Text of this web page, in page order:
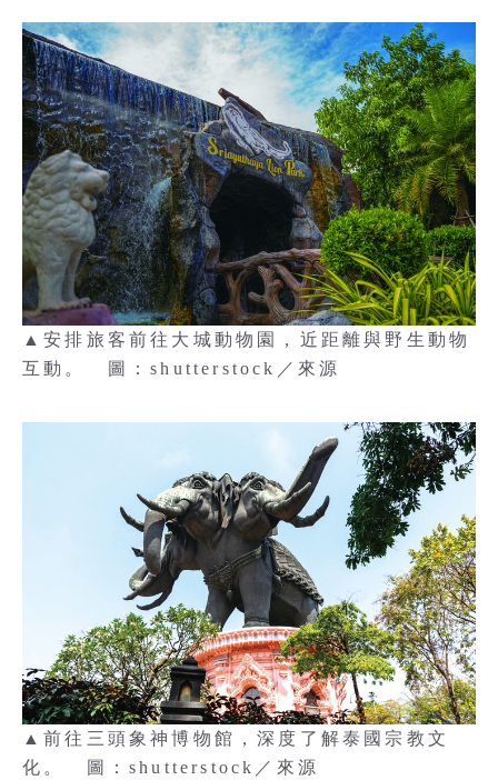
▲安排旅客前往大城動物園，近距離與野生動物
互動。 圖：shutterstock／來源
▲前往三頭象神博物館，深度了解泰國宗教文
化。 圖：shutterstock／來源